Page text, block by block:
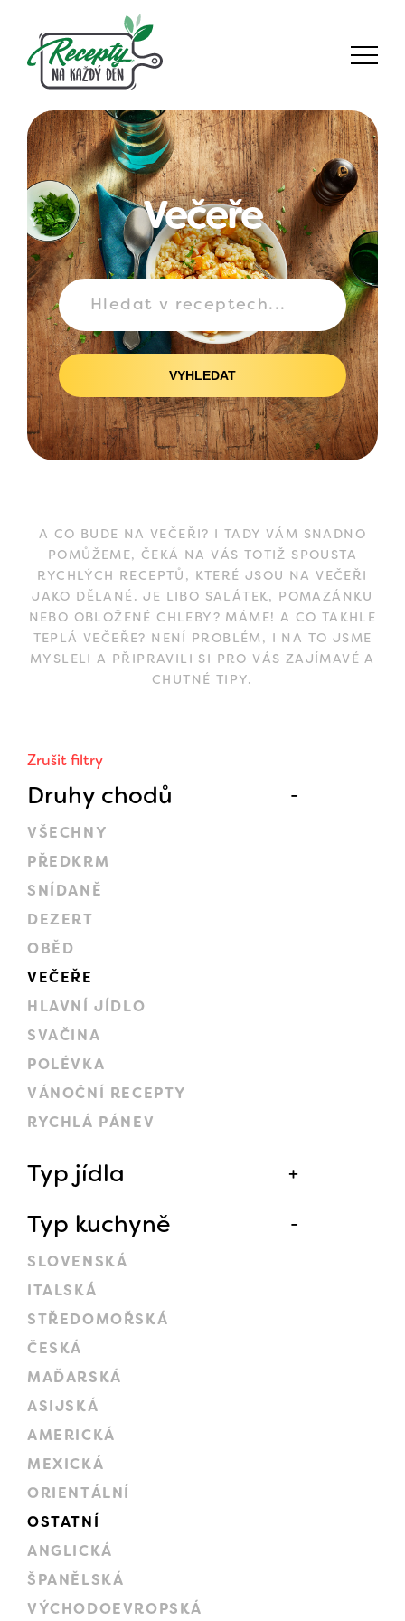
Večeře
VYHLEDAT
Zrušit filtry
Druhy chodů
VŠECHNY
PŘEDKRM
SNÍDANĚ
DEZERT
OBĚD
VEČEŘE
HLAVNÍ JÍDLO
SVAČINA
POLÉVKA
VÁNOČNÍ RECEPTY
RYCHLÁ PÁNEV
Typ jídla
Typ kuchyně
SLOVENSKÁ
ITALSKÁ
STŘEDOMOŘSKÁ
ČESKÁ
MAĎARSKÁ
ASIJSKÁ
AMERICKÁ
MEXICKÁ
ORIENTÁLNÍ
OSTATNÍ
ANGLICKÁ
ŠPANĚLSKÁ
VÝCHODOEVROPSKÁ
A CO BUDE NA VEČEŘI? I TADY VÁM SNADNO
POMŮŽEME, ČEKÁ NA VÁS TOTIŽ SPOUSTA
RYCHLÝCH RECEPTŮ, KTERÉ JSOU NA VEČEŘI
JAKO DĚLANÉ. JE LIBO SALÁTEK, POMAZÁNKU
NEBO OBLOŽENÉ CHLEBY? MÁME! A CO TAKHLE
TEPLÁ VEČEŘE? NENÍ PROBLÉM, I NA TO JSME
MYSLELI A PŘIPRAVILI SI PRO VÁS ZAJÍMAVÉ A
CHUTNÉ TIPY.